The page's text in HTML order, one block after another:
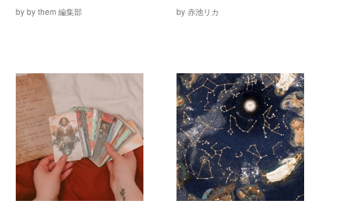
by by them 編集部 by 赤池リカ